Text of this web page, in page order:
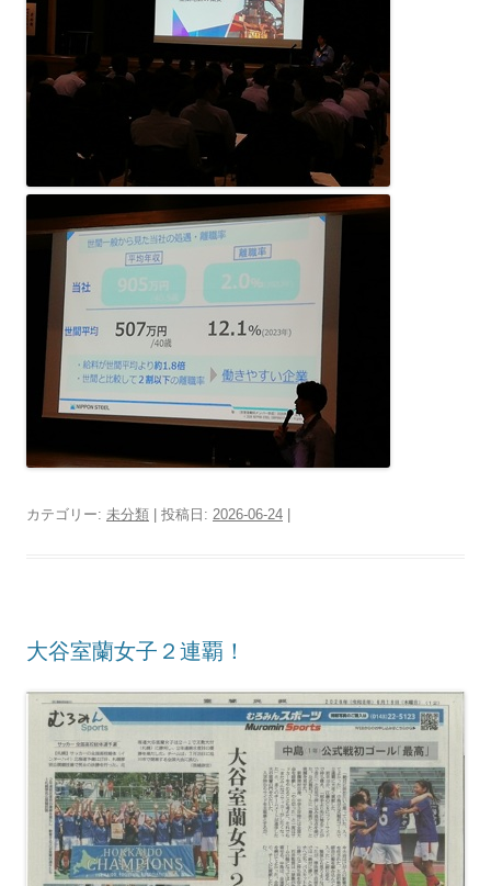
カテゴリー: 未分類 | 投稿日: 2026-06-24
大谷室蘭女子２連覇！